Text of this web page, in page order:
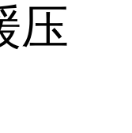
压